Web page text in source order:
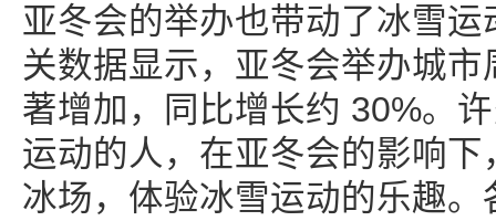
亚冬会的举办也带动了冰雪
关数据显示，亚冬会举办城
著增加，同比增长约 30%。
运动的人，在亚冬会的影响
冰场，体验冰雪运动的乐趣